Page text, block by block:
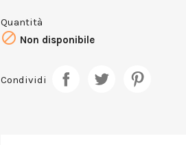
Quantità
 Non disponibile
Condividi